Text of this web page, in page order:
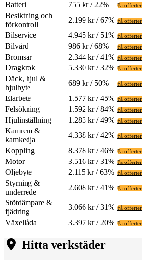
Batteri 755 kr / 22% Få offerter
Besiktning och
förkontroll
2.199 kr / 67% Få offerter
Bilservice 4.945 kr / 51% Få offerter
Bilvård 986 kr / 68% Få offerter
Bromsar 2.344 kr / 41% Få offerter
Dragkrok 5.330 kr / 32% Få offerter
Däck, hjul &
hjulbyte
689 kr / 50% Få offerter
Elarbete 1.577 kr / 45% Få offerter
Felsökning 1.592 kr / 84% Få offerter
Hjulinställning 1.283 kr / 49% Få offerter
Kamrem &
kamkedja
4.338 kr / 42% Få offerter
Koppling 8.378 kr / 46% Få offerter
Motor 3.516 kr / 31% Få offerter
Oljebyte 2.115 kr / 63% Få offerter
Styrning &
underrede
2.608 kr / 41% Få offerter
Stötdämpare &
fjädring
3.066 kr / 31% Få offerter
Växellåda 3.397 kr / 20% Få offerter
Hitta verkstäder